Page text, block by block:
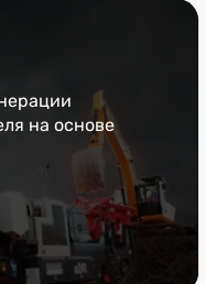
на основе